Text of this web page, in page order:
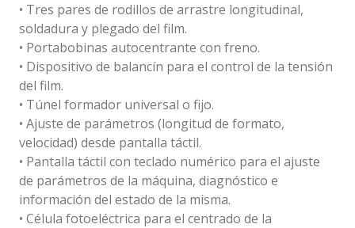
• Tres pares de rodillos de arrastre longitudinal,
soldadura y plegado del film.
• Portabobinas autocentrante con freno.
• Dispositivo de balancín para el control de la tensión
del film.
• Túnel formador universal o fijo.
• Ajuste de parámetros (longitud de formato,
velocidad) desde pantalla táctil.
• Pantalla táctil con teclado numérico para el ajuste
de parámetros de la máquina, diagnóstico e
información del estado de la misma.
• Célula fotoeléctrica para el centrado de la